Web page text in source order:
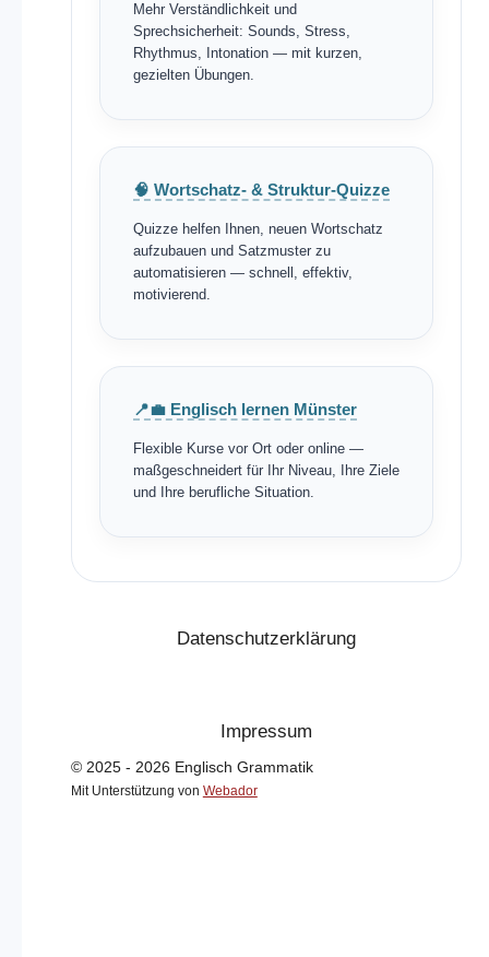
Mehr Verständlichkeit und
Sprechsicherheit: Sounds, Stress,
Rhythmus, Intonation — mit kurzen,
gezielten Übungen.
🧠 Wortschatz- & Struktur-Quizze
Quizze helfen Ihnen, neuen Wortschatz
aufzubauen und Satzmuster zu
automatisieren — schnell, effektiv,
motivierend.
📍💼 Englisch lernen Münster
Flexible Kurse vor Ort oder online —
maßgeschneidert für Ihr Niveau, Ihre Ziele
und Ihre berufliche Situation.
Datenschutzerklärung
Impressum
© 2025 - 2026 Englisch Grammatik
Mit Unterstützung von Webador